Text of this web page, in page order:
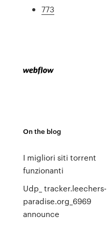
773
On the blog
I migliori siti torrent
funzionanti
Udp_ tracker.leechers-
paradise.org_6969
announce